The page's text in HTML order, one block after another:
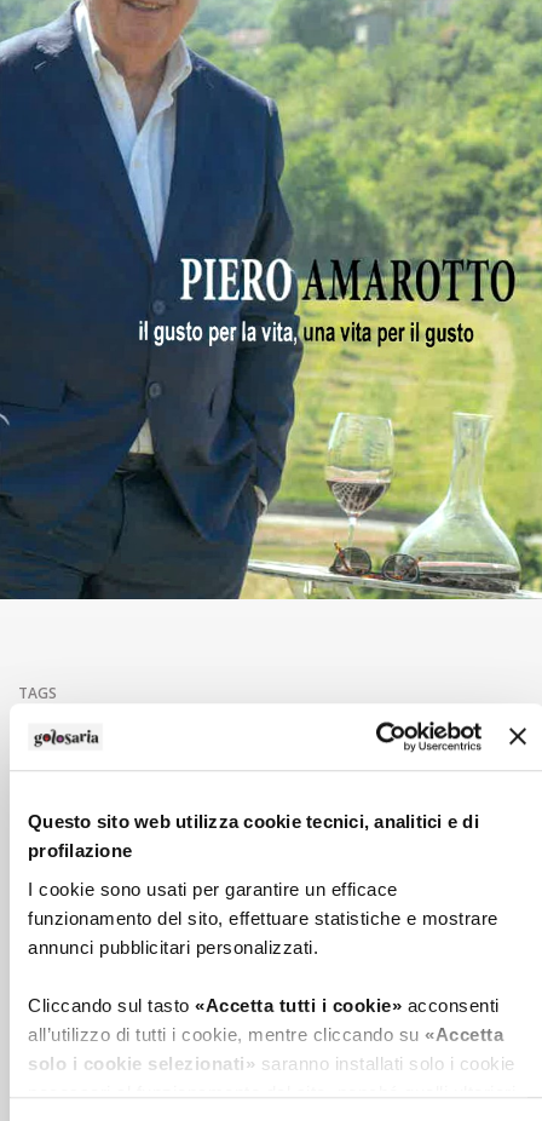
Questo sito web utilizza cookie tecnici, analitici e di
profilazione
I cookie sono usati per garantire un efficace
funzionamento del sito, effettuare statistiche e mostrare
annunci pubblicitari personalizzati.
Cliccando sul tasto «Accetta tutti i cookie» acconsenti
all’utilizzo di tutti i cookie, mentre cliccando su «Accetta
solo i cookie selezionati» saranno installati solo i cookie
TAGS
monferrato 2022
I NOSTRI PORTALI